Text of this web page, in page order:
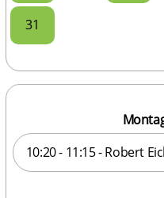
31
10:20 - 11:15 - Robert